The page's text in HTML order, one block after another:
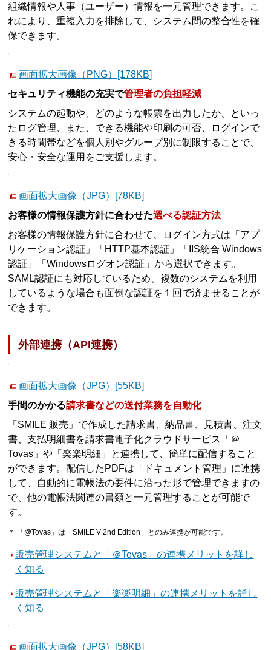
組織情報や人事（ユーザー）情報を一元管理できます。こ
れにより、重複入力を排除して、システム間の整合性を確
保できます。
画面拡大画像（PNG）[178KB]
セキュリティ機能の充実で管理者の負担軽減
システムの起動や、どのような帳票を出力したか、といっ
たログ管理、また、できる機能や印刷の可否、ログインで
きる時間帯などを個人別やグループ別に制限することで、
安心・安全な運用をご支援します。
画面拡大画像（JPG）[78KB]
お客様の情報保護方針に合わせた選べる認証方法
お客様の情報保護方針に合わせて、ログイン方式は「アプ
リケーション認証」「HTTP基本認証」「IIS統合 Windows
認証」「Windowsログオン認証」から選択できます。
SAML認証にも対応しているため、複数のシステムを利用
しているような場合も面倒な認証を１回で済ませることが
できます。
外部連携（API連携）
画面拡大画像（JPG）[55KB]
手間のかかる請求書などの送付業務を自動化
「SMILE 販売」で作成した請求書、納品書、見積書、注文
書、支払明細書を請求書電子化クラウドサービス「＠
Tovas」や「楽楽明細」と連携して、簡単に配信すること
ができます。配信したPDFは「ドキュメント管理」に連携
して、自動的に電帳法の要件に沿った形で管理できますの
で、他の電帳法関連の書類と一元管理することが可能で
す。
＊ 「@Tovas」は「SMILE V 2nd Edition」とのみ連携が可能です。
販売管理システムと「＠Tovas」の連携メリットを詳し
く知る
販売管理システムと「楽楽明細」の連携メリットを詳し
く知る
画面拡大画像（JPG）[58KB]